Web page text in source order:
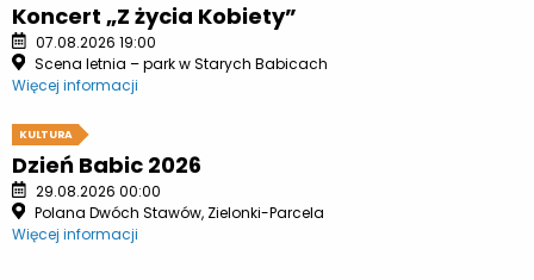
Koncert „Z życia Kobiety”
07.08.2026 19:00
Scena letnia – park w Starych Babicach
Więcej informacji
KULTURA
Dzień Babic 2026
29.08.2026 00:00
Polana Dwóch Stawów, Zielonki-Parcela
Więcej informacji